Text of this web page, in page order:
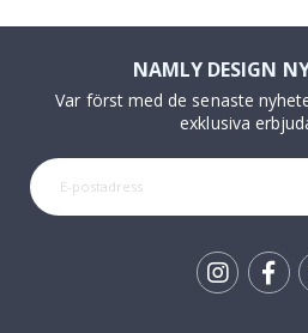
NAMLY DESIGN
Var först med de senaste
exklusiva